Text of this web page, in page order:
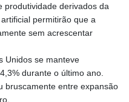
MKD 53.301108
MMK
2099.443841
3595.840223
MOP 8.078327
MRU 40.080389
produtividade derivados da
permitirão que a
sem acrescentar
Unidos se manteve
durante o último ano.
bruscamente entre expansão